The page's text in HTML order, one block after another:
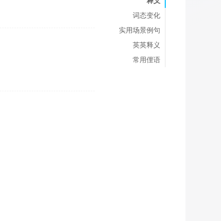
词态变化
实用场景例句
英英释义
常用俚语